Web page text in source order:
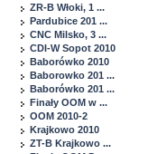
ZR-B Włoki, 1 ...
Pardubice 201 ...
CNC Milsko, 3 ...
CDI-W Sopot 2010
Baborówko 2010
Baborowko 201 ...
Baborówko 201 ...
Finały OOM w ...
OOM 2010-2
Krajkowo 2010
ZT-B Krajkowo ...